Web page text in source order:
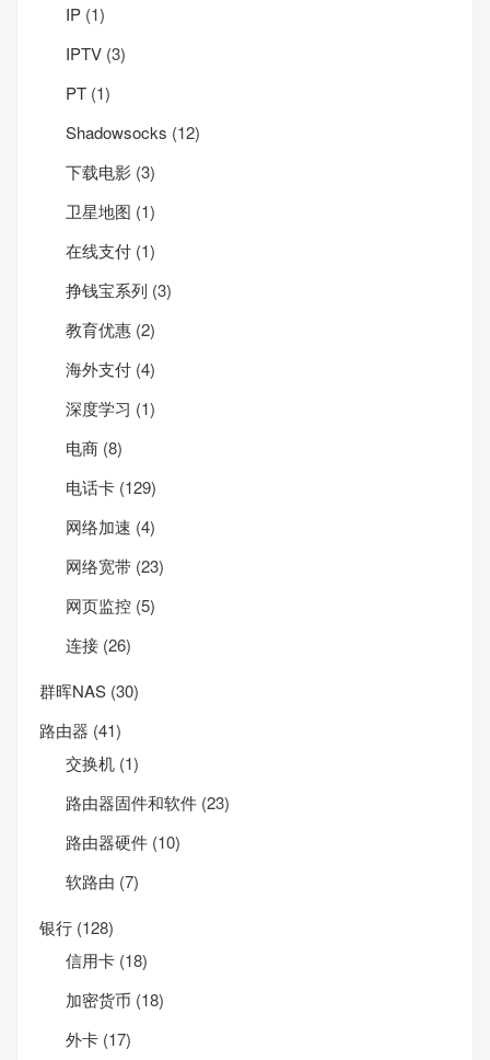
IP (1)
IPTV (3)
PT (1)
Shadowsocks (12)
下载电影 (3)
卫星地图 (1)
在线支付 (1)
挣钱宝系列 (3)
教育优惠 (2)
海外支付 (4)
深度学习 (1)
电商 (8)
电话卡 (129)
网络加速 (4)
网络宽带 (23)
网页监控 (5)
连接 (26)
群晖NAS (30)
路由器 (41)
交换机 (1)
路由器固件和软件 (23)
路由器硬件 (10)
软路由 (7)
银行 (128)
信用卡 (18)
加密货币 (18)
外卡 (17)